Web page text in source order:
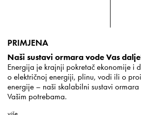
PRIMJENA
Naši sustavi ormara vode Vas
Energija je krajnji pokretač ekonomije i
o električnoj energiji, plinu, vodi ili o
energije – naši skalabilni sustavi
Vašim potrebama.